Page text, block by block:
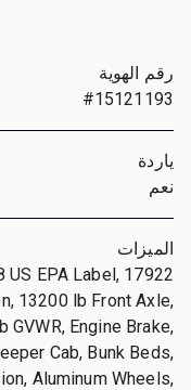
رقم الهوية
#15121193
ياردة
نعم
الميزات
US EPA Label, 17922
13200 lb Front Axle,
Engine Brake,
Cab, Bunk Beds,
Aluminum Wheels,